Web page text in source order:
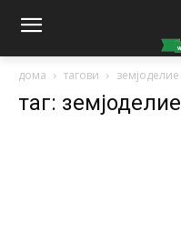
дома тагови земјоделие
таг: земјоделие